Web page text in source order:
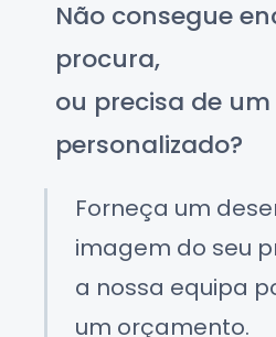
Não consegue
procura,
ou precisa de
personalizado?
Forneça um
imagem do seu
a nossa equipa
um orçamento.